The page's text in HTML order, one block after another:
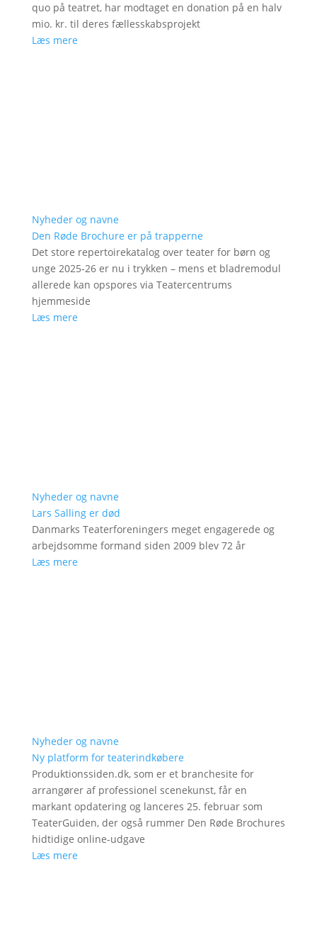
quo på teatret, har modtaget en donation på en halv
mio. kr. til deres fællesskabsprojekt
Læs mere
Nyheder og navne
Den Røde Brochure er på trapperne
Det store repertoirekatalog over teater for børn og
unge 2025-26 er nu i trykken – mens et bladremodul
allerede kan opspores via Teatercentrums
hjemmeside
Læs mere
Nyheder og navne
Lars Salling er død
Danmarks Teaterforeningers meget engagerede og
arbejdsomme formand siden 2009 blev 72 år
Læs mere
Nyheder og navne
Ny platform for teaterindkøbere
Produktionssiden.dk, som er et branchesite for
arrangører af professionel scenekunst, får en
markant opdatering og lanceres 25. februar som
TeaterGuiden, der også rummer Den Røde Brochures
hidtidige online-udgave
Læs mere